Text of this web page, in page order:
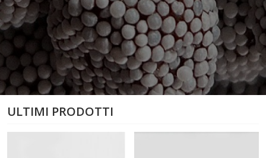
ULTIMI PRODOTTI